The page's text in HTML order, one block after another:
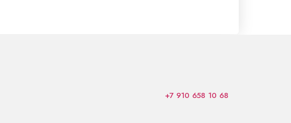
+7 910 658 10 68